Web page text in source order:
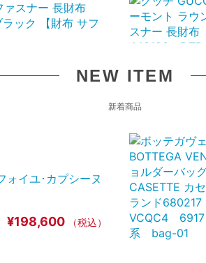
ァスナー 長財布
ック 【財布 サフ
（税込）
¥117,400（税込）
ニ EMPORIO
Y068E
NEW ITEM
新着商品
イユ･カプシーヌ
¥198,600 （税込）